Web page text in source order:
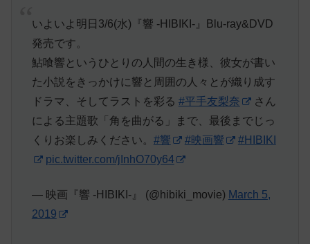
いよいよ明日3/6(水)『響 -HIBIKI-』Blu-ray&DVD
発売です。
鮎喰響というひとりの人間の生き様、彼女が書い
た小説をきっかけに響と周囲の人々とが織り成す
ドラマ、そしてラストを彩る #平手友梨奈
さん
による主題歌「角を曲がる」まで、最後までじっ
くりお楽しみください。 #響 #映画響
#HIBIKI
pic.twitter.com/jInhO70y64
— 映画『響 -HIBIKI-』 (@hibiki_movie) March 5,
2019